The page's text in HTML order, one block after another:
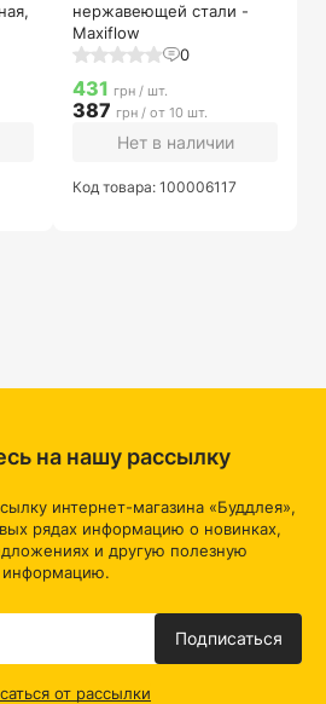
нержавеющей стали -
Maxiflow
0
431 грн / шт.
387 грн / от 10 шт.
Нет в наличии
Код товара: 100006117
на нашу рассылку
интернет-магазина «Буддлея»,
рядах информацию о новинках,
и другую полезную
информацию.
Подписаться
от рассылки